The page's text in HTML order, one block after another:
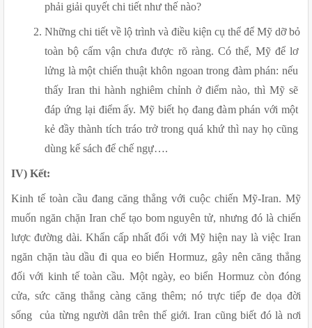
phải giải quyết chi tiết như thế nào?
Những chi tiết về lộ trình và điều kiện cụ thể để Mỹ dỡ bỏ
toàn bộ cấm vận chưa được rõ ràng. Có thể, Mỹ để lơ
lửng là một chiến thuật khôn ngoan trong đàm phán: nếu
thấy Iran thi hành nghiêm chỉnh ở điểm nào, thì Mỹ sẽ
đáp ứng lại điểm ấy. Mỹ biết họ đang đàm phán với một
kẻ đầy thành tích tráo trở trong quá khứ thì nay họ cũng
dùng kế sách để chế ngự….
IV) Kết:
Kinh tế toàn cầu đang căng thẳng với cuộc chiến Mỹ-Iran. Mỹ
muốn ngăn chặn Iran chế tạo bom nguyên tử, nhưng đó là chiến
lược đường dài. Khẩn cấp nhất đối với Mỹ hiện nay là việc Iran
ngăn chặn tàu dầu đi qua eo biển Hormuz, gây nên căng thẳng
đối với kinh tế toàn cầu. Một ngày, eo biển Hormuz còn đóng
cửa, sức căng thẳng càng căng thêm; nó trực tiếp đe dọa đời
sống  của từng người dân trên thế giới. Iran cũng biết đó là nơi